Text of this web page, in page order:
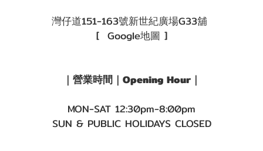
灣仔道151-163號新世紀廣場G33舖
[ Google地圖 ]
｜營業時間｜Opening Hour｜
MON-SAT 12:30pm-8:00pm
SUN & PUBLIC HOLIDAYS CLOSED